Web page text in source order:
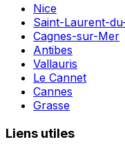
Nice
Saint-Laurent-
Cagnes-sur-Mer
Antibes
Vallauris
Le Cannet
Cannes
Grasse
Liens utiles